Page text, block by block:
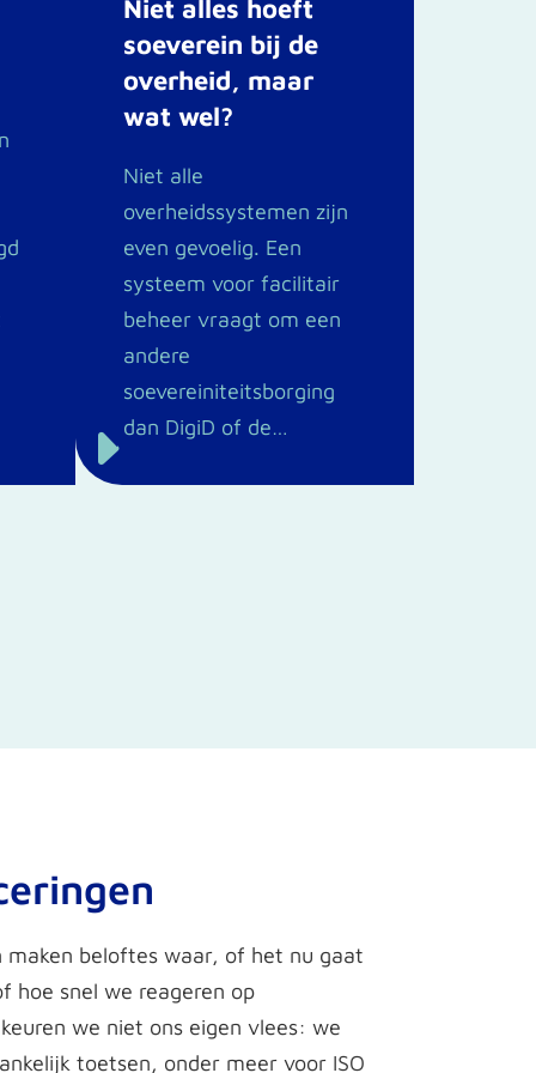
Niet alles hoeft
soeverein bij de
overheid, maar
wat wel?
Niet alle
overheidssystemen zijn
even gevoelig. Een
systeem voor facilitair
beheer vraagt om een
andere
soevereiniteitsborging
dan DigiD of de…
E
maken beloftes waar, of het nu gaat
hoe snel we reageren op
we niet ons eigen vlees: we
toetsen, onder meer voor ISO